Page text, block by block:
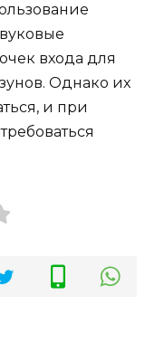
входа для
Однако их
и при